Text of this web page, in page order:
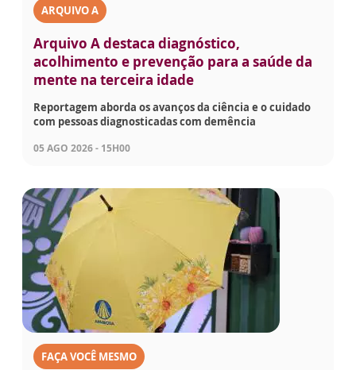
ARQUIVO A
Arquivo A destaca diagnóstico,
acolhimento e prevenção para a saúde da
mente na terceira idade
Reportagem aborda os avanços da ciência e o cuidado
com pessoas diagnosticadas com demência
05 AGO 2026 - 15H00
FAÇA VOCÊ MESMO